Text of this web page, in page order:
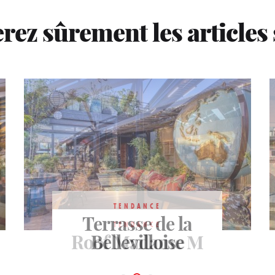
sûrement les
TENDANCE
Roof Madame M
TENDANCE
Terrasse de la
Bellevilloise
TENDANCE
Rooftop Laho